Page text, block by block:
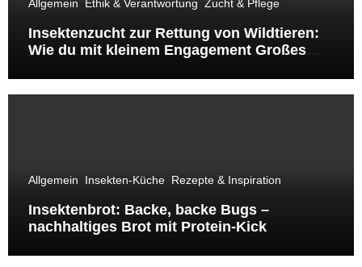
Allgemein Ethik & Verantwortung Zucht & Pflege
Insektenzucht zur Rettung von Wildtieren:
Wie du mit kleinem Engagement Großes
Allgemein Insekten-Küche Rezepte & Inspiration
Insektenbrot: Backe, backe Bugs –
nachhaltiges Brot mit Protein-Kick